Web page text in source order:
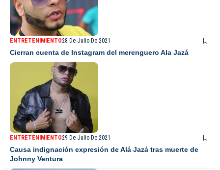
ENTRETENIMIENTO28 De Julio De 2021
Cierran cuenta de Instagram del merenguero Ala Jazá
ENTRETENIMIENTO29 De Julio De 2021
Causa indignación expresión de Alá Jazá tras muerte de
Johnny Ventura